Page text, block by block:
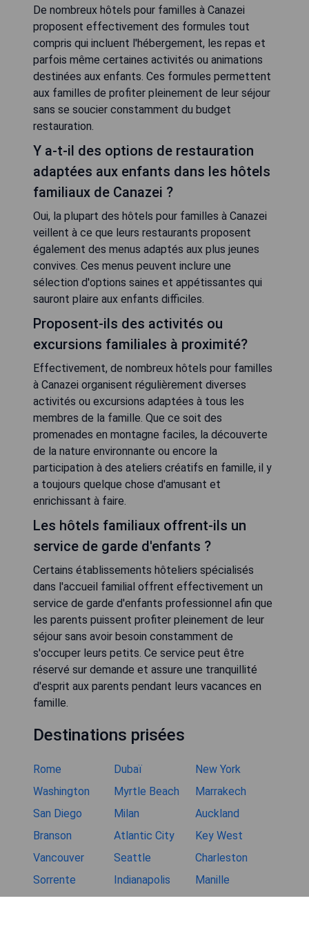
FAQ
Quels sont les équipements
généralement proposés dans les
hôtels pour familles à Canazei en
Italie ?
Les hôtels pour familles à Canazei offrent
généralement une variété d'équipements adaptés
aux enfants, tels que des aires de jeux, des
avec des activités ludiques et éducatives, ainsi
que des services de garde d'enfants. Certains
établissements peuvent également proposer des
chambres familiales spacieuses avec
équipements spécifiques pour les plus jeunes.
Les hôtels pour familles à Canazei
proposent-ils des formules tout
compris ?
De nombreux hôtels pour familles à Canazei
proposent effectivement des formules tout
compris qui incluent l'hébergement, les repas et
parfois même certaines activités ou animations
destinées aux enfants. Ces formules permettent
aux familles de profiter pleinement de leur séjour
sans se soucier constamment du budget
restauration.
Y a-t-il des options de restauration
adaptées aux enfants dans les hôtels
familiaux de Canazei ?
Oui, la plupart des hôtels pour familles à Canazei
veillent à ce que leurs restaurants proposent
également des menus adaptés aux plus jeunes
convives. Ces menus peuvent inclure une
sélection d'options saines et appétissantes qui
sauront plaire aux enfants difficiles.
Proposent-ils des activités ou
excursions familiales à proximité?
Effectivement, de nombreux hôtels pour familles
activités ou excursions adaptées à tous les
promenades en montagne faciles, la découverte
de la nature environnante ou encore la
participation à des ateliers créatifs en famille, il y
enrichissant à faire.
Les hôtels familiaux offrent-ils un